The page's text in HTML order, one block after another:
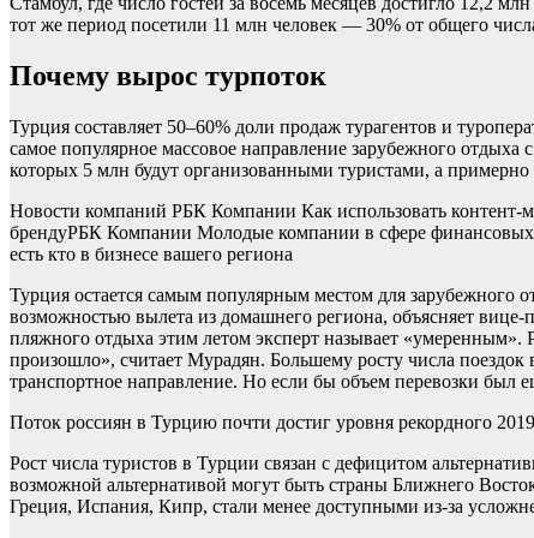
тот же период посетили 11 млн человек — 30% от общего
Почему вырос турпоток
Турция составляет 50–60% доли продаж турагентов и
самое популярное массовое направление зарубежного
которых 5 млн будут организованными туристами, а
Новости компаний РБК Компании Как использовать контент-
брендуРБК Компании Молодые компании в сфере финансовых
есть кто в бизнесе вашего региона
Турция остается самым популярным местом для зарубежного
возможностью вылета из домашнего региона, объясняет
пляжного отдыха этим летом эксперт называет
произошло», считает Мурадян. Большему росту числа
транспортное направление. Но если бы объем перевозки
Поток россиян в Турцию почти достиг уровня рекордного
Рост числа туристов в Турции связан с дефицитом
возможной альтернативой могут быть страны Ближнего
Греция, Испания, Кипр, стали менее доступными из-за